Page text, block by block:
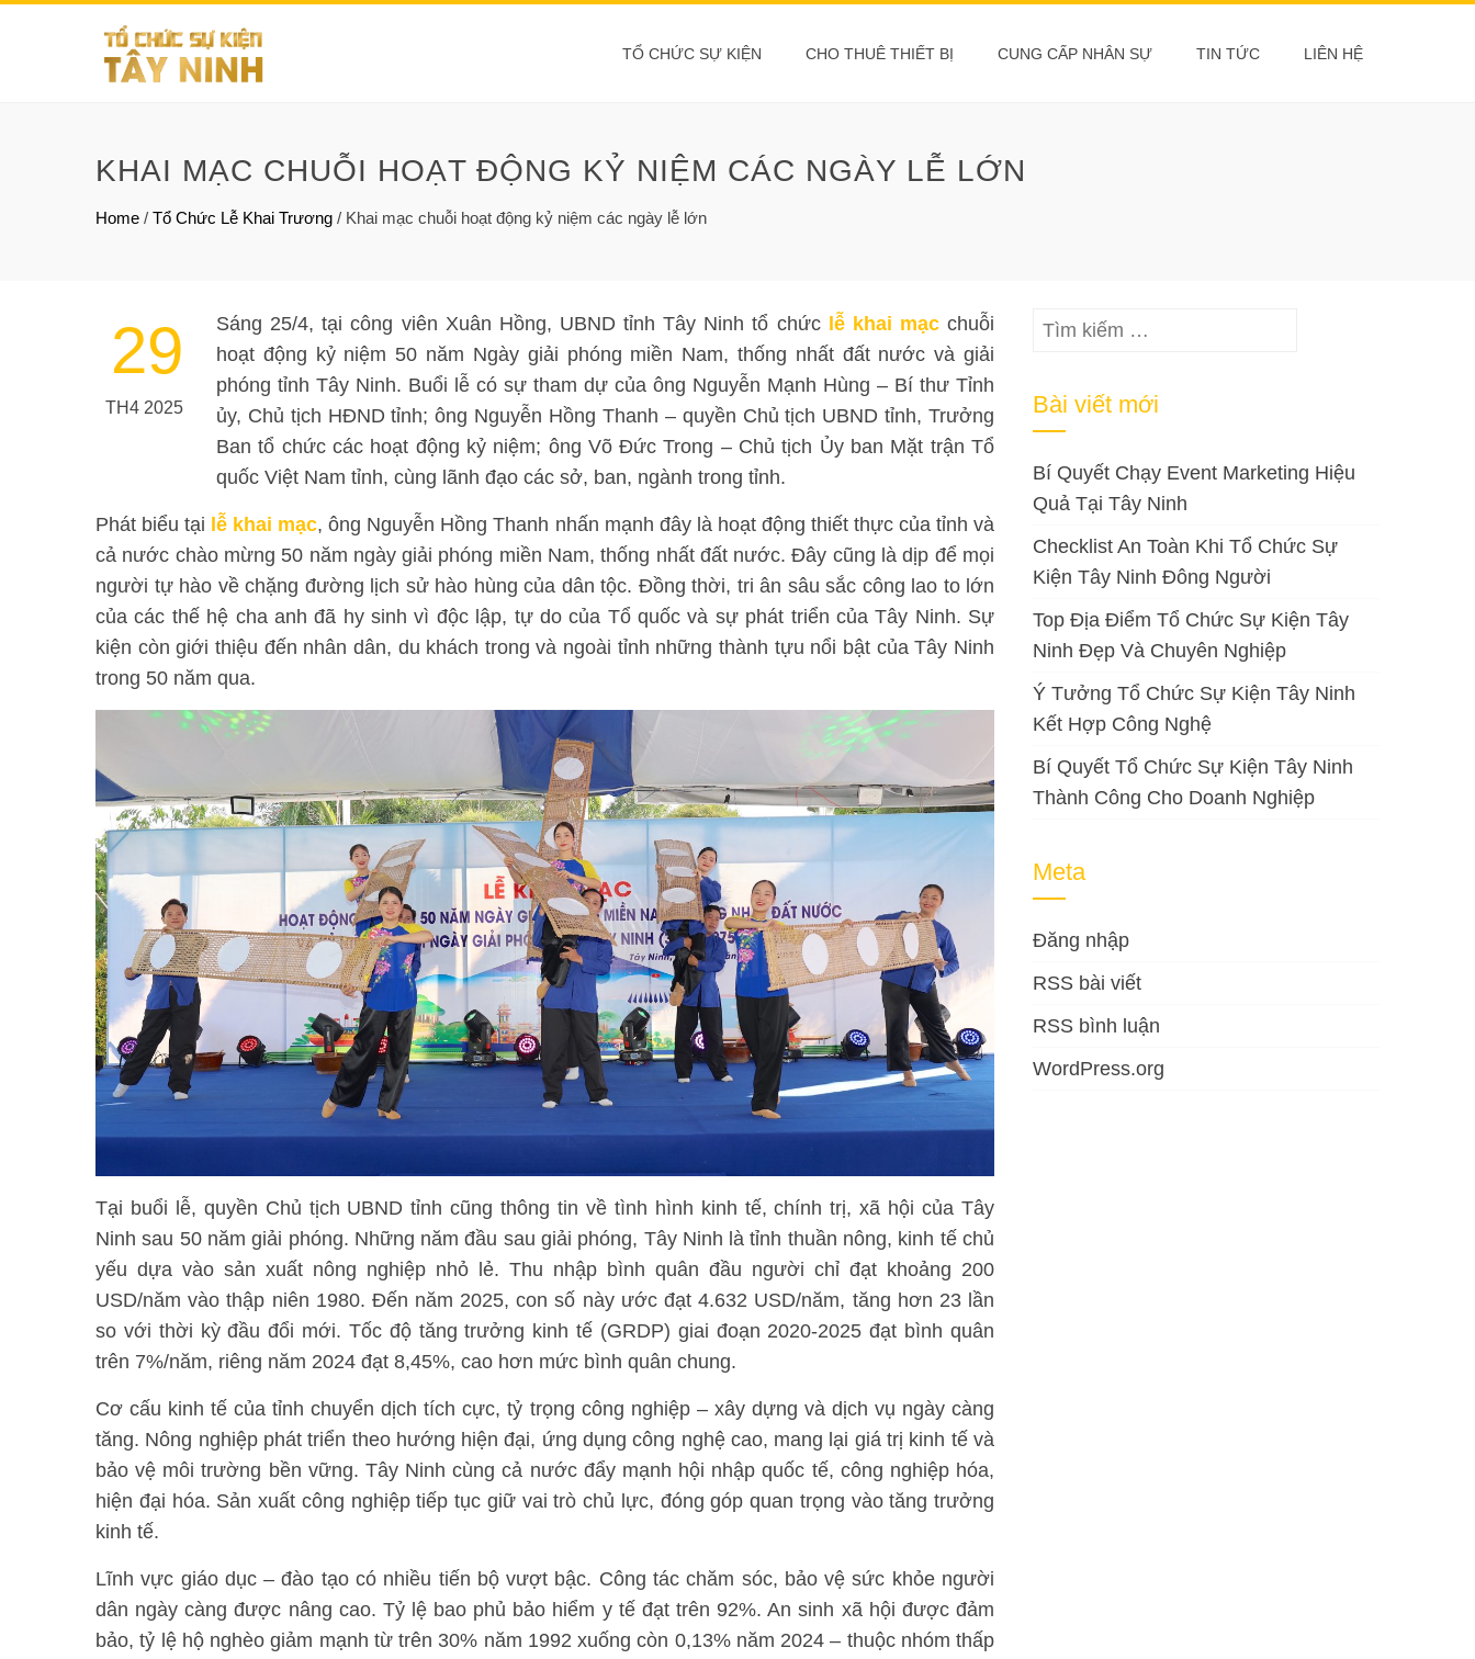
TỔ CHỨC SỰ KIỆN CHO THUÊ THIẾT BỊ CUNG CẤP NHÂN SỰ TIN TỨC LIÊN HỆ
KHAI MẠC CHUỖI HOẠT ĐỘNG KỶ NIỆM CÁC NGÀY LỄ LỚN
Home / Tổ Chức Lễ Khai Trương / Khai mạc chuỗi hoạt động kỷ niệm các ngày lễ lớn
29
TH4 2025
Sáng 25/4, tại công viên Xuân Hồng, UBND tỉnh Tây Ninh tổ chức lễ khai mạc chuỗi
hoạt động kỷ niệm 50 năm Ngày giải phóng miền Nam, thống nhất đất nước và giải
phóng tỉnh Tây Ninh. Buổi lễ có sự tham dự của ông Nguyễn Mạnh Hùng – Bí thư Tỉnh
ủy, Chủ tịch HĐND tỉnh; ông Nguyễn Hồng Thanh – quyền Chủ tịch UBND tỉnh, Trưởng
Ban tổ chức các hoạt động kỷ niệm; ông Võ Đức Trong – Chủ tịch Ủy ban Mặt trận Tổ
quốc Việt Nam tỉnh, cùng lãnh đạo các sở, ban, ngành trong tỉnh.
Phát biểu tại lễ khai mạc, ông Nguyễn Hồng Thanh nhấn mạnh đây là hoạt động thiết thực của tỉnh và
cả nước chào mừng 50 năm ngày giải phóng miền Nam, thống nhất đất nước. Đây cũng là dịp để mọi
người tự hào về chặng đường lịch sử hào hùng của dân tộc. Đồng thời, tri ân sâu sắc công lao to lớn
của các thế hệ cha anh đã hy sinh vì độc lập, tự do của Tổ quốc và sự phát triển của Tây Ninh. Sự
kiện còn giới thiệu đến nhân dân, du khách trong và ngoài tỉnh những thành tựu nổi bật của Tây Ninh
trong 50 năm qua.
Tại buổi lễ, quyền Chủ tịch UBND tỉnh cũng thông tin về tình hình kinh tế, chính trị, xã hội của Tây
Ninh sau 50 năm giải phóng. Những năm đầu sau giải phóng, Tây Ninh là tỉnh thuần nông, kinh tế chủ
yếu dựa vào sản xuất nông nghiệp nhỏ lẻ. Thu nhập bình quân đầu người chỉ đạt khoảng 200
USD/năm vào thập niên 1980. Đến năm 2025, con số này ước đạt 4.632 USD/năm, tăng hơn 23 lần
so với thời kỳ đầu đổi mới. Tốc độ tăng trưởng kinh tế (GRDP) giai đoạn 2020-2025 đạt bình quân
trên 7%/năm, riêng năm 2024 đạt 8,45%, cao hơn mức bình quân chung.
Cơ cấu kinh tế của tỉnh chuyển dịch tích cực, tỷ trọng công nghiệp – xây dựng và dịch vụ ngày càng
tăng. Nông nghiệp phát triển theo hướng hiện đại, ứng dụng công nghệ cao, mang lại giá trị kinh tế và
bảo vệ môi trường bền vững. Tây Ninh cùng cả nước đẩy mạnh hội nhập quốc tế, công nghiệp hóa,
hiện đại hóa. Sản xuất công nghiệp tiếp tục giữ vai trò chủ lực, đóng góp quan trọng vào tăng trưởng
kinh tế.
Lĩnh vực giáo dục – đào tạo có nhiều tiến bộ vượt bậc. Công tác chăm sóc, bảo vệ sức khỏe người
dân ngày càng được nâng cao. Tỷ lệ bao phủ bảo hiểm y tế đạt trên 92%. An sinh xã hội được đảm
bảo, tỷ lệ hộ nghèo giảm mạnh từ trên 30% năm 1992 xuống còn 0,13% năm 2024 – thuộc nhóm thấp
Tìm
Bài viết mới
Bí Quyết Chạy Event Marketing Hiệu
Quả Tại Tây Ninh
Checklist An Toàn Khi Tổ Chức Sự
Kiện Tây Ninh Đông Người
Top Địa Điểm Tổ Chức Sự Kiện Tây
Ninh Đẹp Và Chuyên Nghiệp
Ý Tưởng Tổ Chức Sự Kiện Tây Ninh
Kết Hợp Công Nghệ
Bí Quyết Tổ Chức Sự Kiện Tây Ninh
Thành Công Cho Doanh Nghiệp
Meta
Đăng nhập
RSS bài viết
RSS bình luận
WordPress.org